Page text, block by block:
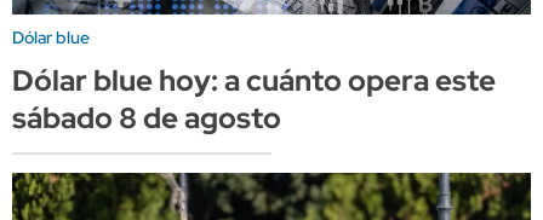
Dólar blue
Dólar blue hoy: a cuánto opera este
sábado 8 de agosto